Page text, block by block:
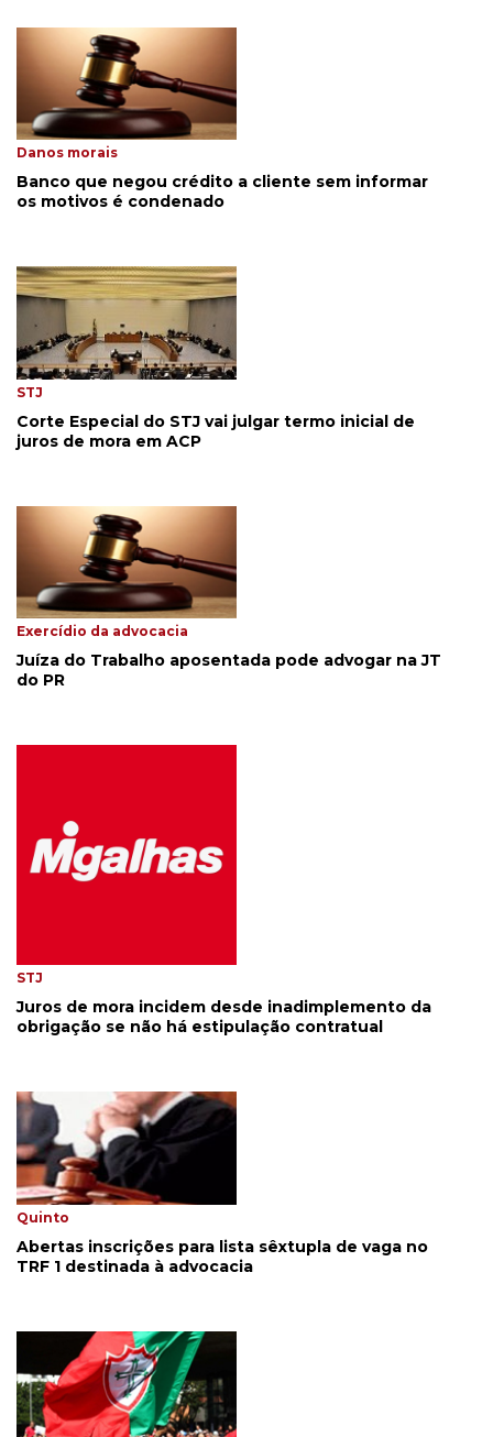
Danos morais
Banco que negou crédito a cliente sem informar
os motivos é condenado
STJ
Corte Especial do STJ vai julgar termo inicial de
juros de mora em ACP
Exercídio da advocacia
Juíza do Trabalho aposentada pode advogar na JT
do PR
STJ
Juros de mora incidem desde inadimplemento da
obrigação se não há estipulação contratual
Quinto
Abertas inscrições para lista sêxtupla de vaga no
TRF 1 destinada à advocacia